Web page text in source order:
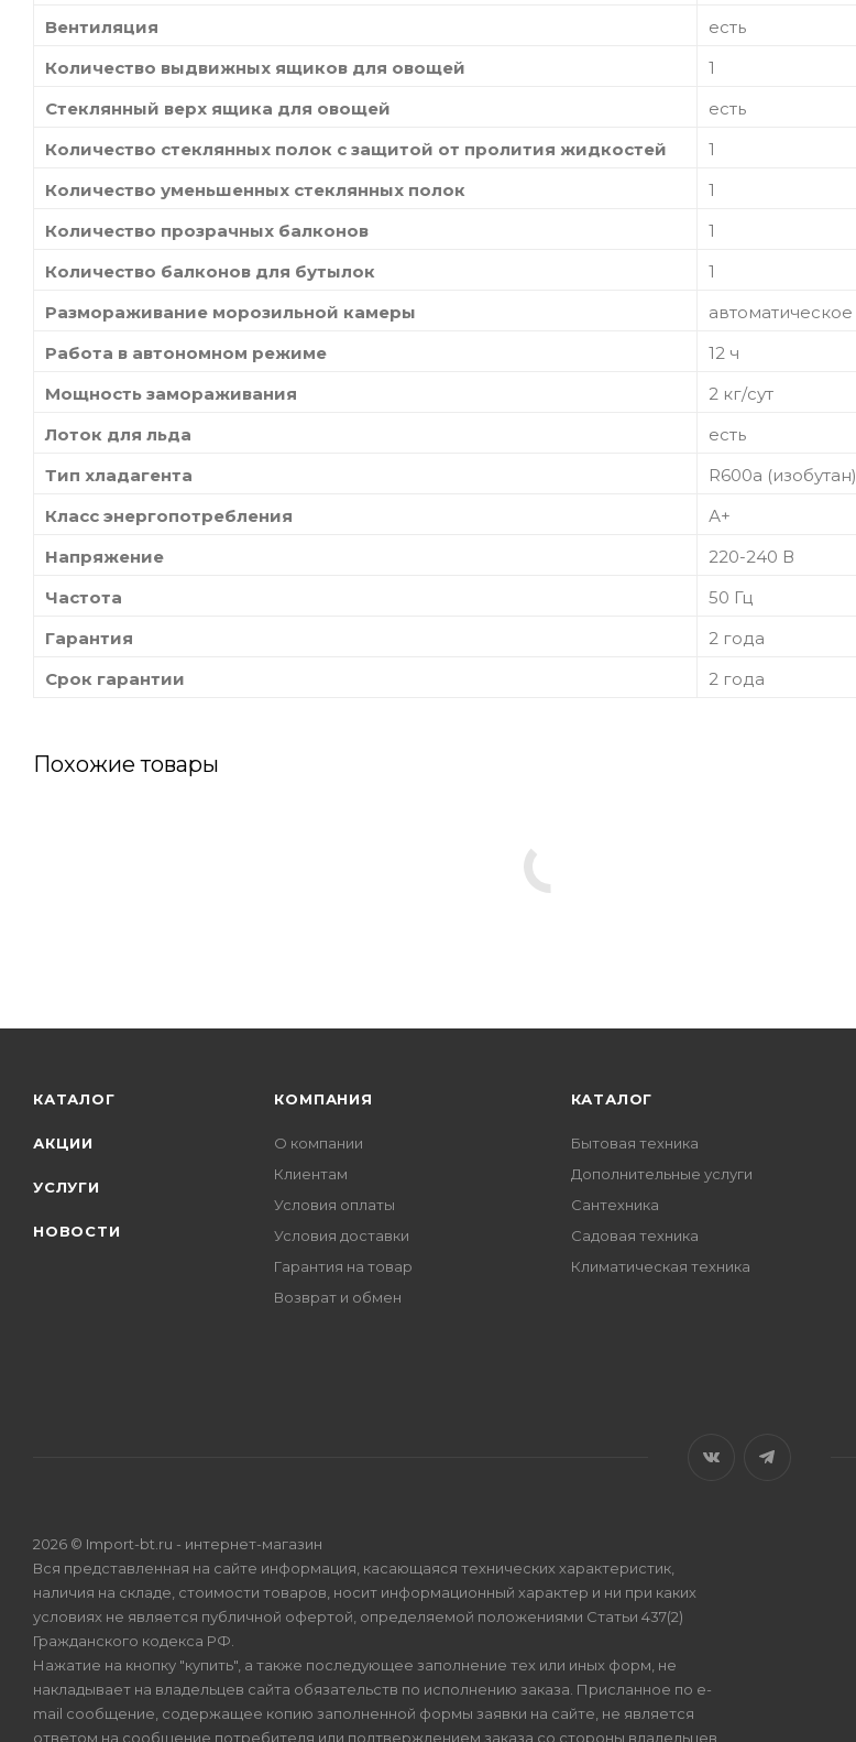
Вентиляция
есть
Количество выдвижных ящиков для овощей
1
Стеклянный верх ящика для овощей
есть
Количество стеклянных полок с защитой от пролития жидкостей
1
Количество уменьшенных стеклянных полок
1
Количество прозрачных балконов
1
Количество балконов для бутылок
1
Размораживание морозильной камеры
автоматическое
Работа в автономном режиме
12 ч
Мощность замораживания
2 кг/сут
Лоток для льда
есть
Тип хладагента
R600a (изобутан)
Класс энергопотребления
А+
Напряжение
220-240 В
Частота
50 Гц
Гарантия
2 года
Срок гарантии
2 года
Похожие товары
КАТАЛОГ
АКЦИИ
УСЛУГИ
НОВОСТИ
КОМПАНИЯ
О компании
Клиентам
Условия оплаты
Условия доставки
Гарантия на товар
Возврат и обмен
КАТАЛОГ
Бытовая техника
Дополнительные услуги
Сантехника
Садовая техника
Климатическая техника
2026 © Import-bt.ru - интернет-магазин
Вся представленная на сайте информация, касающаяся технических характеристик,
наличия на складе, стоимости товаров, носит информационный характер и ни при каких
условиях не является публичной офертой, определяемой положениями Статьи 437(2)
Гражданского кодекса РФ.
Нажатие на кнопку "купить", а также последующее заполнение тех или иных форм, не
накладывает на владельцев сайта обязательств по исполнению заказа. Присланное по e-
mail сообщение, содержащее копию заполненной формы заявки на сайте, не является
ответом на сообщение потребителя или подтверждением заказа со стороны владельцев